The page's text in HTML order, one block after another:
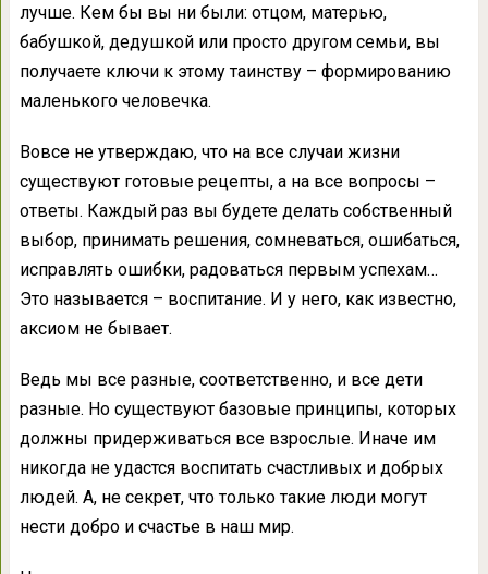
лучше. Кем бы вы ни были: отцом, матерью,
бабушкой, дедушкой или просто другом семьи, вы
получаете ключи к этому таинству – формированию
маленького человечка.
Вовсе не утверждаю, что на все случаи жизни
существуют готовые рецепты, а на все вопросы –
ответы. Каждый раз вы будете делать собственный
выбор, принимать решения, сомневаться, ошибаться,
исправлять ошибки, радоваться первым успехам…
Это называется – воспитание. И у него, как известно,
аксиом не бывает.
Ведь мы все разные, соответственно, и все дети
разные. Но существуют базовые принципы, которых
должны придерживаться все взрослые. Иначе им
никогда не удастся воспитать счастливых и добрых
людей. А, не секрет, что только такие люди могут
нести добро и счастье в наш мир.